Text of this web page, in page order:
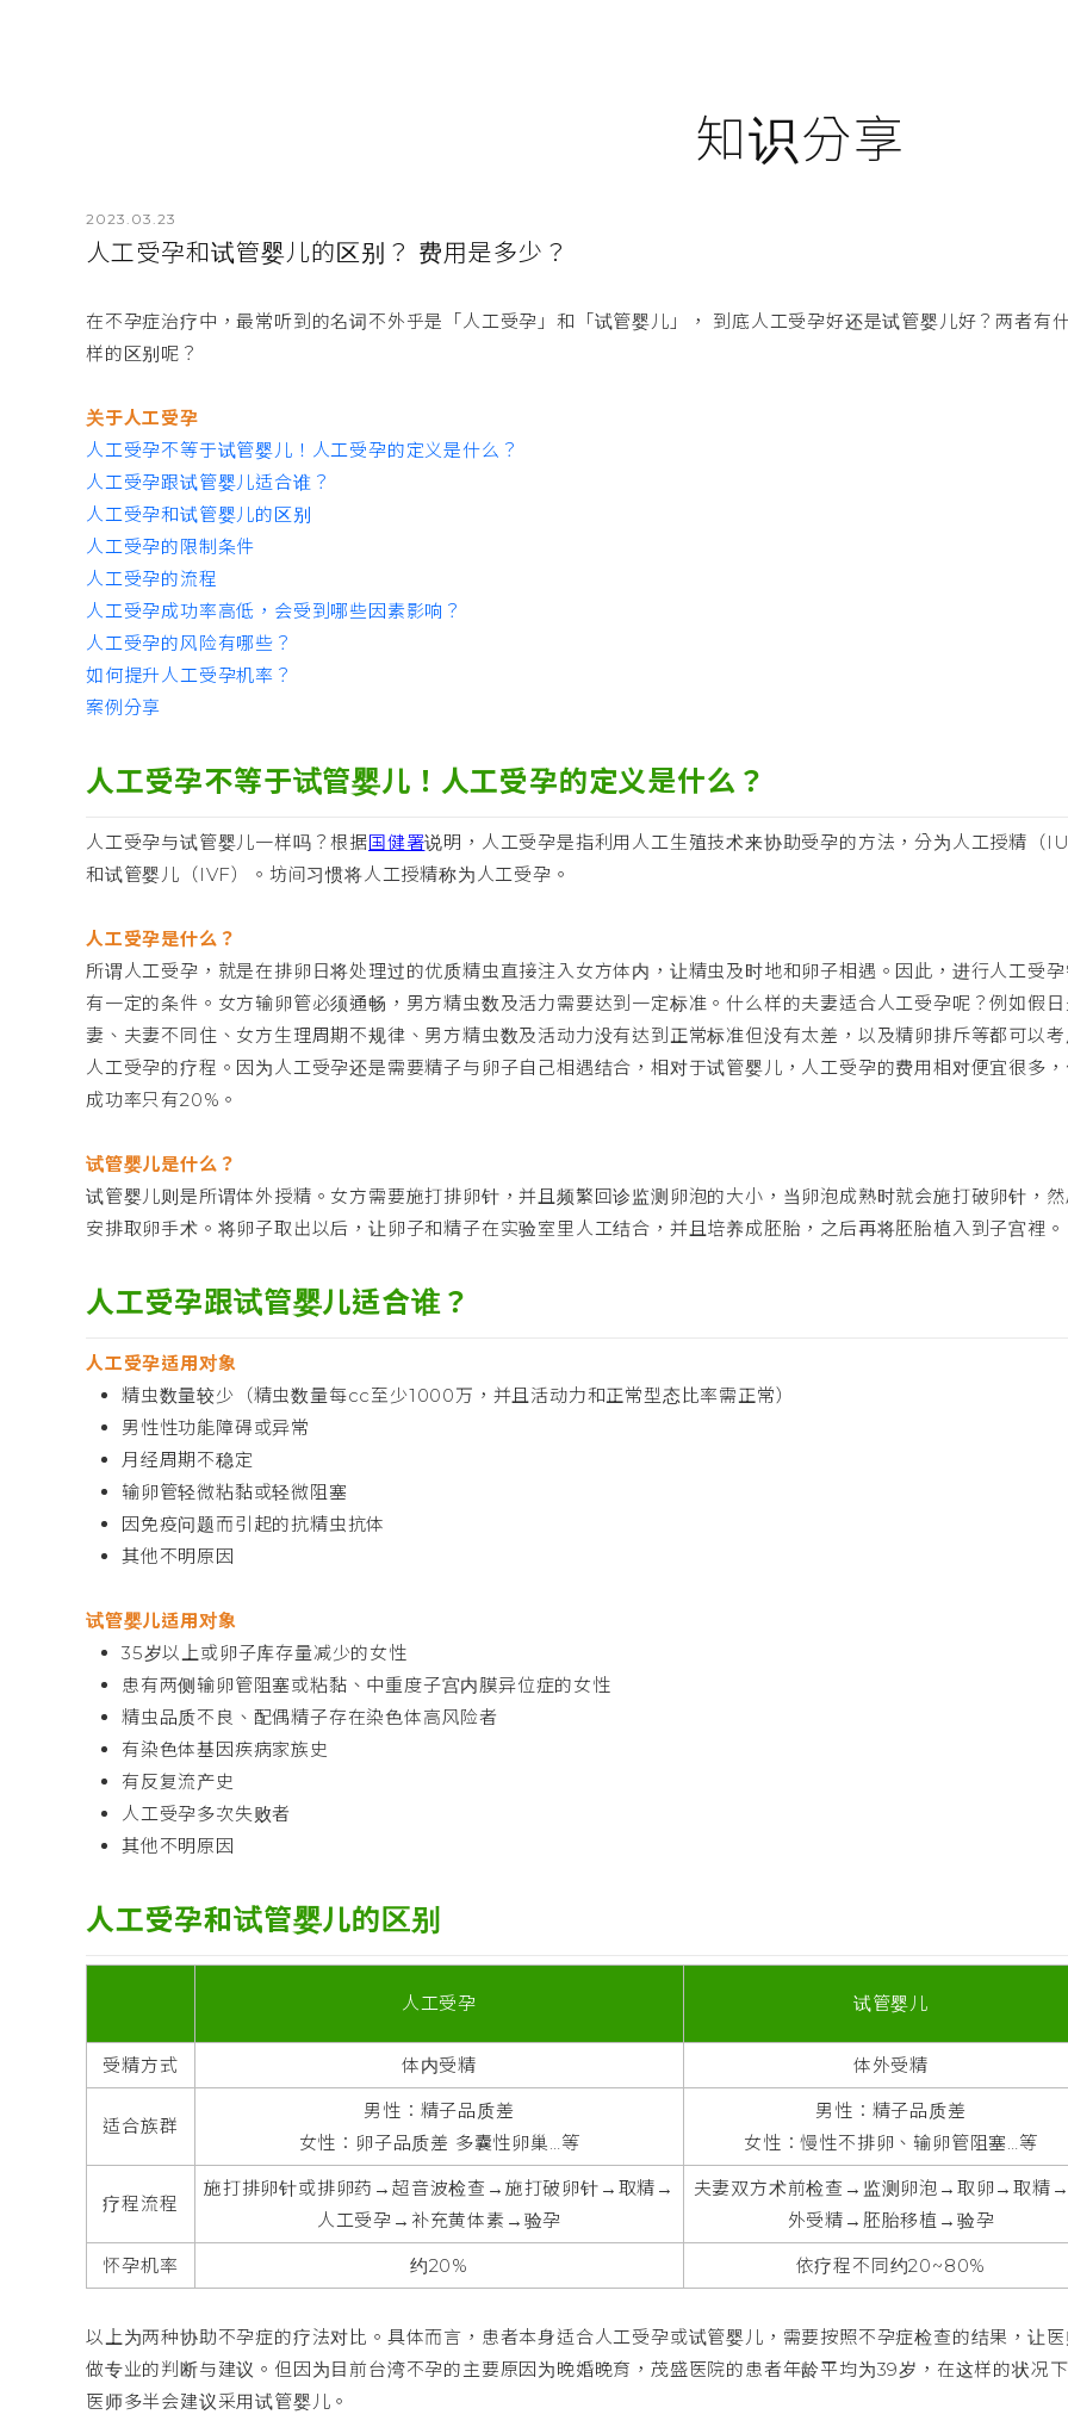
知识分享
2023.03.23
人工受孕和试管婴儿的区别？ 费用是多少？
在不孕症治疗中，最常听到的名词不外乎是「人工受孕」和「试管婴儿」， 到底人工受孕好还是试管婴儿好？两者有
样的区别呢？
关于人工受孕
人工受孕不等于试管婴儿！人工受孕的定义是什么？
人工受孕跟试管婴儿适合谁？
人工受孕和试管婴儿的区别
人工受孕的限制条件
人工受孕的流程
人工受孕成功率高低，会受到哪些因素影响？
人工受孕的风险有哪些？
如何提升人工受孕机率？
案例分享
人工受孕不等于试管婴儿！人工受孕的定义是什么？
人工受孕与试管婴儿一样吗？根据国健署说明，人工受孕是指利用人工生殖技术来协助受孕的方法，分为人工授精（
和试管婴儿（IVF）。坊间习惯将人工授精称为人工受孕。
人工受孕是什么？
所谓人工受孕，就是在排卵日将处理过的优质精虫直接注入女方体内，让精虫及时地和卵子相遇。因此，进行人工受
有一定的条件。女方输卵管必须通畅，男方精虫数及活力需要达到一定标准。什么样的夫妻适合人工受孕呢？例如假
妻、夫妻不同住、女方生理周期不规律、男方精虫数及活动力没有达到正常标准但没有太差，以及精卵排斥等都可以
人工受孕的疗程。因为人工受孕还是需要精子与卵子自己相遇结合，相对于试管婴儿，人工受孕的费用相对便宜很多
成功率只有20%。
试管婴儿是什么？
试管婴儿则是所谓体外授精。女方需要施打排卵针，并且频繁回诊监测卵泡的大小，当卵泡成熟时就会施打破卵针，
安排取卵手术。将卵子取出以后，让卵子和精子在实验室里人工结合，并且培养成胚胎，之后再将胚胎植入到子宫裡。
人工受孕跟试管婴儿适合谁？
人工受孕适用对象
精虫数量较少（精虫数量每cc至少1000万，并且活动力和正常型态比率需正常）
男性性功能障碍或异常
月经周期不稳定
输卵管轻微粘黏或轻微阻塞
因免疫问题而引起的抗精虫抗体
其他不明原因
试管婴儿适用对象
35岁以上或卵子库存量减少的女性
患有两侧输卵管阻塞或粘黏、中重度子宫内膜异位症的女性
精虫品质不良、配偶精子存在染色体高风险者
有染色体基因疾病家族史
有反复流产史
人工受孕多次失败者
其他不明原因
人工受孕和试管婴儿的区别
人工受孕 试管婴儿
受精方式 体内受精 体外受精
适合族群
男性：精子品质差
女性：卵子品质差 多囊性卵巢…等
男性：精子品质差
女性：慢性不排卵、输卵管阻塞…等
疗程流程
施打排卵针或排卵药→超音波检查→施打破卵针→取精→
人工受孕→补充黄体素→验孕
夫妻双方术前检查→监测卵泡→取卵→取精
外受精→胚胎移植→验孕
怀孕机率
约20% 依疗程不同约20~80%
以上为两种协助不孕症的疗法对比。具体而言，患者本身适合人工受孕或试管婴儿，需要按照不孕症检查的结果，让
做专业的判断与建议。但因为目前台湾不孕的主要原因为晚婚晚育，茂盛医院的患者年龄平均为39岁，在这样的状况
医师多半会建议采用试管婴儿。